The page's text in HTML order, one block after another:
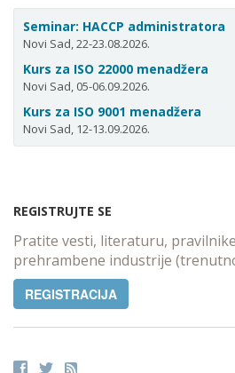
Seminar: HACCP administratora
Novi Sad, 22-23.08.2026.
Kurs za ISO 22000 menadžera
Novi Sad, 05-06.09.2026.
Kurs za ISO 9001 menadžera
Novi Sad, 12-13.09.2026.
REGISTRUJTE SE
Pratite vesti, literaturu,
prehrambene industrije
REGISTRACIJA